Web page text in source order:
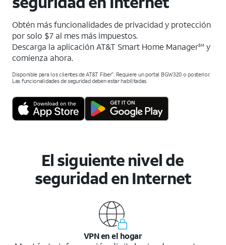
Obtén más funcionalidades de privacidad y protección
por solo $7 al mes más impuestos.
Descarga la aplicación AT&T Smart Home ManagerSM y
comienza ahora.
Disponible para los clientes de AT&T Fiber®
. Requiere un portal BGW320 o posterior.
Las funcionalidades de seguridad deben estar habilitadas.
El siguiente nivel de
seguridad en Internet
VPN en el hogar